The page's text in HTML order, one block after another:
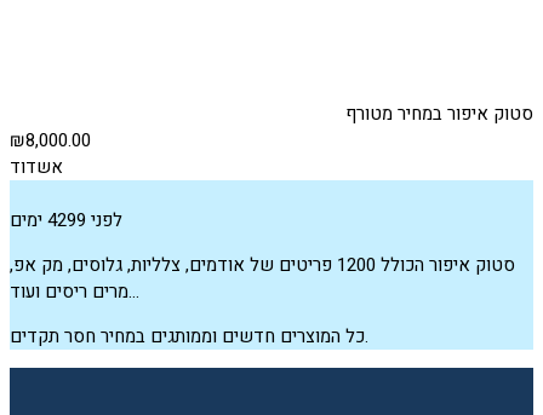
סטוק איפור במחיר מטורף
₪8,000.00
אשדוד
לפני 4299 ימים
סטוק איפור הכולל 1200 פריטים של אודמים, צלליות, גלוסים, מק אפ,
מרים ריסים ועוד…
כל המוצרים חדשים וממותגים במחיר חסר תקדים.